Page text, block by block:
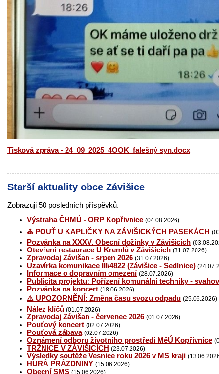
Tisková zpráva - 24_09_2025_4OOK_falešný syn.docx
Starší aktuality obce Závišice
Zobrazuji 50 posledních příspěvků.
Výstraha ČHMÚ - ORP Kopřivnice (04.08.2026)
⛪ POUŤ U KAPLIČKY NA ZÁVIŠICKÝCH PASEKÁCH
Pozvánka na XXXV. Obecní dožínky v Závišicích
Otevření restaurace U Kremlů v Závišicích (31.07.2026)
Zpravodaj Závišan - srpen 2026 (31.07.2026)
Uzavírka komunikace III/4822 (Závišice - Sedlnice)
Informace o dopravním omezení (28.07.2026)
Publicita projektu: Pořízení komunální techniky -
Pozvánka na koncert (18.06.2026)
⚠️ UPOZORNĚNÍ: Změna času svozu odpadu (25.06.2026)
Nález klíčů (01.07.2026)
Zpravodaj Závišan - červenec 2026 (01.07.2026)
Pouťový koncert (02.07.2026)
Pouťová zábava (02.07.2026)
Oznámení odboru životního prostředí MěÚ Kopřivnice
TRŽNICE V ZÁVIŠICÍCH (23.07.2026)
Výsledky soutěže Vesnice roku 2026 v MS kraji
HURÁ PRÁZDNINY (15.06.2026)
Obecní SMS (15.06.2026)